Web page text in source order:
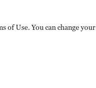
of Use. You can change your